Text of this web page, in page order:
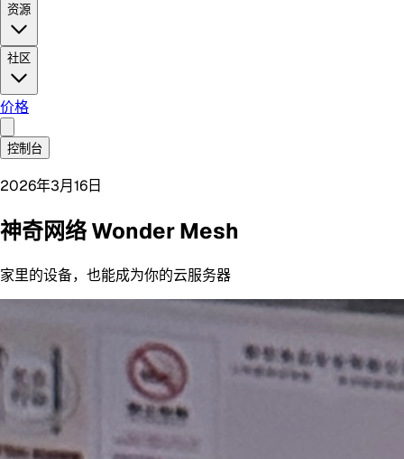
资源
社区
价格
控制台
2026年3月16日
神奇网络 Wonder Mesh
家里的设备，也能成为你的云服务器